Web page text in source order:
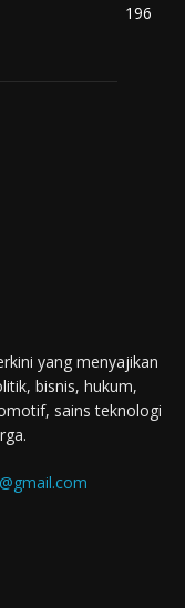
196
yang menyajikan
bisnis, hukum,
sains teknologi